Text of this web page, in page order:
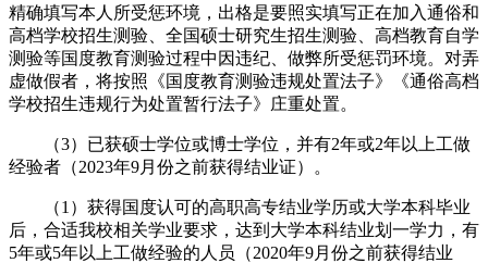
精确填写本人所受惩环境，出格是要照实填写正在加入通俗和
高档学校招生测验、全国硕士研究生招生测验、高档教育自学
测验等国度教育测验过程中因违纪、做弊所受惩罚环境。对弄
虚做假者，将按照《国度教育测验违规处置法子》《通俗高档
学校招生违规行为处置暂行法子》庄重处置。
（3）已获硕士学位或博士学位，并有2年或2年以上工做
经验者（2023年9月份之前获得结业证）。
（1）获得国度认可的高职高专结业学历或大学本科毕业
后，合适我校相关学业要求，达到大学本科结业划一学力，有
5年或5年以上工做经验的人员（2020年9月份之前获得结业